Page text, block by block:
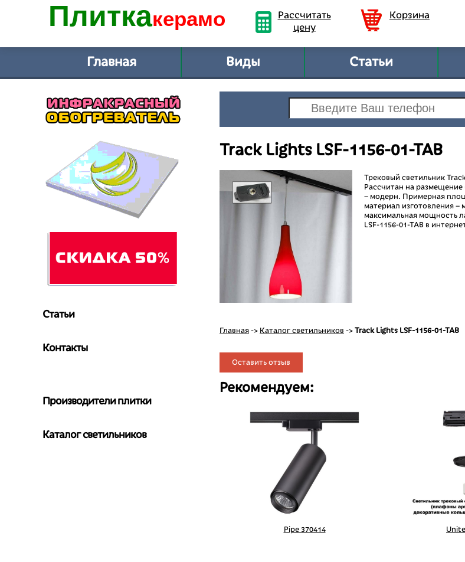
Плиткакерамо
Рассчитать
цену
Корзина
Главная Виды Статьи
Статьи
Контакты
Производители плитки
Каталог светильников
Track Lights LSF-1156-01-TAB
Трековый светильник
Рассчитан на
– модерн. Примерная
материал изготовления –
максимальная мощность
LSF-1156-01-TAB в
Главная -> Каталог светильников -> Track Lights LSF-1156-01-TAB
Оставить отзыв
Рекомендуем:
Pipe 370414